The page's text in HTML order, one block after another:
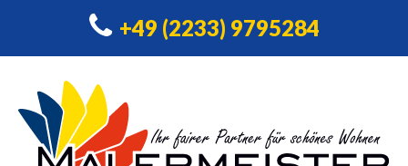
+49 (2233) 9795284